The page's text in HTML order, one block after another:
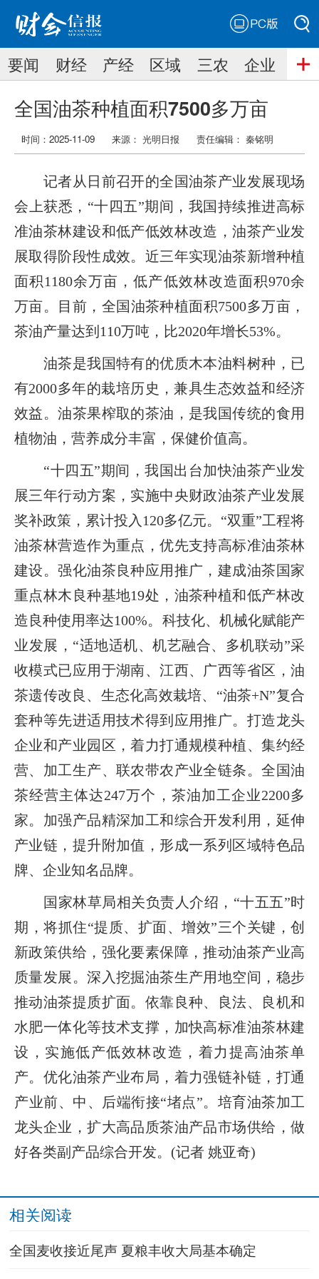
搜索
搜索
要闻 财经 产经 区域 三农 企业
全国油茶种植面积7500多万亩
时间：2025-11-09 来源： 光明日报 责任编辑： 秦铭明
记者从日前召开的全国油茶产业发展现场
会上获悉，“十四五”期间，我国持续推进高标
准油茶林建设和低产低效林改造，油茶产业发
展取得阶段性成效。近三年实现油茶新增种植
面积1180余万亩，低产低效林改造面积970余
万亩。目前，全国油茶种植面积7500多万亩，
茶油产量达到110万吨，比2020年增长53%。
油茶是我国特有的优质木本油料树种，已
有2000多年的栽培历史，兼具生态效益和经济
效益。油茶果榨取的茶油，是我国传统的食用
植物油，营养成分丰富，保健价值高。
“十四五”期间，我国出台加快油茶产业发
展三年行动方案，实施中央财政油茶产业发展
奖补政策，累计投入120多亿元。“双重”工程将
油茶林营造作为重点，优先支持高标准油茶林
建设。强化油茶良种应用推广，建成油茶国家
重点林木良种基地19处，油茶种植和低产林改
造良种使用率达100%。科技化、机械化赋能产
业发展，“适地适机、机艺融合、多机联动”采
收模式已应用于湖南、江西、广西等省区，油
茶遗传改良、生态化高效栽培、“油茶+N”复合
套种等先进适用技术得到应用推广。打造龙头
企业和产业园区，着力打通规模种植、集约经
营、加工生产、联农带农产业全链条。全国油
茶经营主体达247万个，茶油加工企业2200多
家。加强产品精深加工和综合开发利用，延伸
产业链，提升附加值，形成一系列区域特色品
牌、企业知名品牌。
国家林草局相关负责人介绍，“十五五”时
期，将抓住“提质、扩面、增效”三个关键，创
新政策供给，强化要素保障，推动油茶产业高
质量发展。深入挖掘油茶生产用地空间，稳步
推动油茶提质扩面。依靠良种、良法、良机和
水肥一体化等技术支撑，加快高标准油茶林建
设，实施低产低效林改造，着力提高油茶单
产。优化油茶产业布局，着力强链补链，打通
产业前、中、后端衔接“堵点”。培育油茶加工
龙头企业，扩大高品质茶油产品市场供给，做
好各类副产品综合开发。(记者 姚亚奇)
相关阅读
全国麦收接近尾声 夏粮丰收大局基本确定